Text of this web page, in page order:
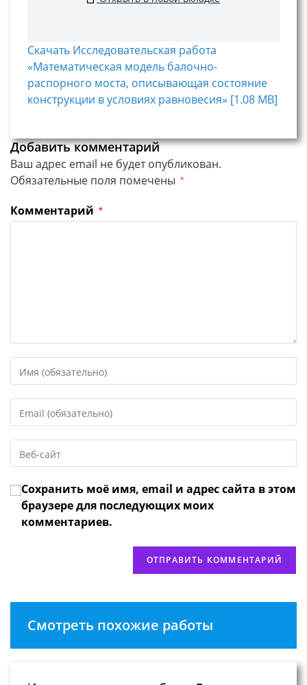
Скачать Исследовательская работа
«Математическая модель балочно-
распорного моста, описывающая состояние
конструкции в условиях равновесия» [1.08 MB]
Добавить комментарий
Ваш адрес email не будет опубликован.
Обязательные поля помечены *
Комментарий *
свое
или
имя
чтобы
прокомментировать
свой
адрес,
чтобы
URL
веб-
сайта
(необязательно)
Сохранить моё имя, email и адрес сайта в этом
браузере для последующих моих
комментариев.
Смотреть похожие работы